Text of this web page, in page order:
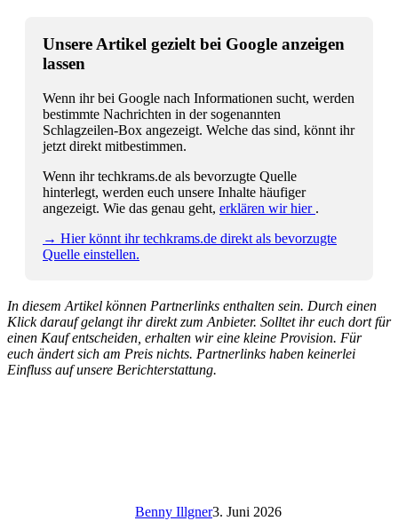
Unsere Artikel gezielt bei Google anzeigen
lassen
Wenn ihr bei Google nach Informationen sucht, werden
bestimmte Nachrichten in der sogenannten
Schlagzeilen-Box angezeigt. Welche das sind, könnt ihr
jetzt direkt mitbestimmen.
Wenn ihr techkrams.de als bevorzugte Quelle
hinterlegt, werden euch unsere Inhalte häufiger
angezeigt. Wie das genau geht, erklären wir hier .
→ Hier könnt ihr techkrams.de direkt als bevorzugte
Quelle einstellen.
In diesem Artikel können Partnerlinks enthalten sein. Durch einen
Klick darauf gelangt ihr direkt zum Anbieter. Solltet ihr euch dort für
einen Kauf entscheiden, erhalten wir eine kleine Provision. Für
euch ändert sich am Preis nichts. Partnerlinks haben keinerlei
Einfluss auf unsere Berichterstattung.
Benny Illgner3. Juni 2026